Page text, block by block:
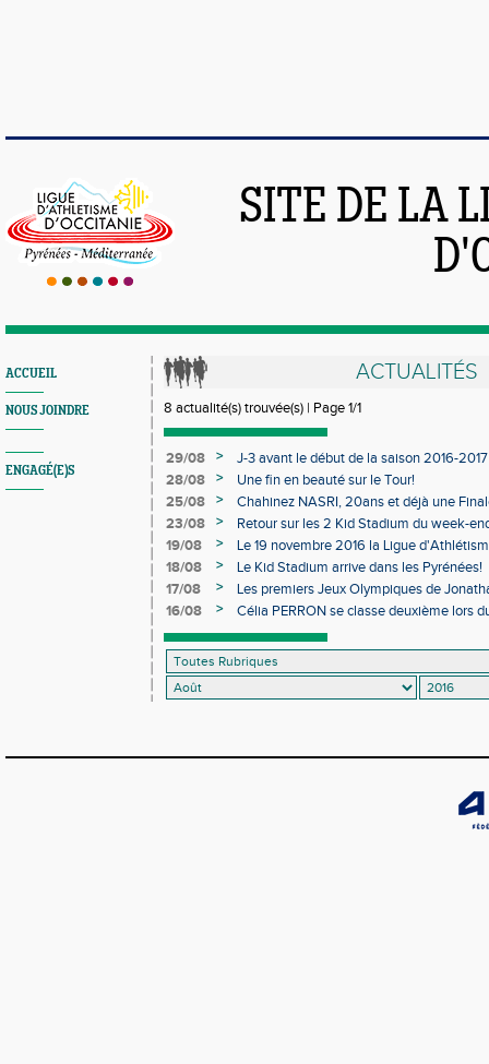
SITE DE LA
ACCUEIL
NOUS JOINDRE
ENGAGÉ(E)S
ACTUALITÉS
8 actualité(s) trouvée(s) | Page 1/1
29/08 >
J-3 avant le début de la saison 2016-
28/08
>
Une fin en beauté sur le Tour!
25/08
>
Chahinez NASRI, 20ans et déjà une
23/08
>
Retour sur les 2 Kid Stadium du week-
19/08
>
Le 19 novembre 2016 la Ligue
fusion LMPA/LALR !
18/08 >
Le Kid Stadium arrive dans les Pyrénées!
17/08
>
Les premiers Jeux Olympiques de
16/08
>
Célia PERRON se classe deuxième lors